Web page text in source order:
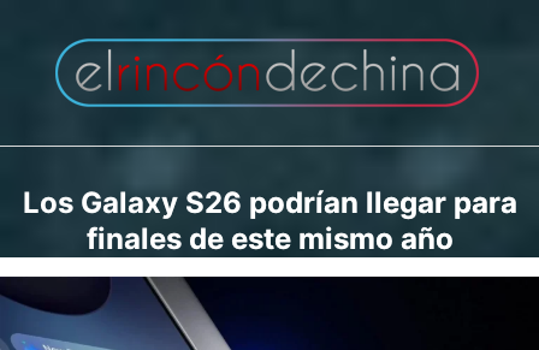
contenido
Los Galaxy S26 podrían llegar para
finales de este mismo año